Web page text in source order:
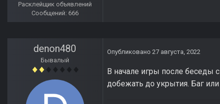
Расклейщик объявлений
Сообщений: 666
denon480
Бывалый
Опубликовано 27 августа, 2022
В начале игры после беседы
добежать до укрытия. Баг